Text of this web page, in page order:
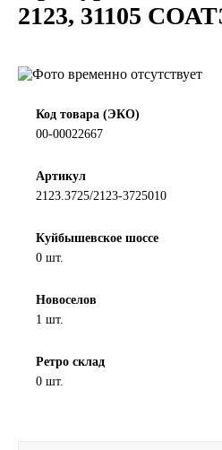
LIQUI MOLY
LUXE
MANNOL
MOTUL
OIL RIGHT
Petro Canada
SHELL
2123, 31105
Код товара (ЭКО)
00-00022667
Артикул
2123.3725/2123-3725010
Куйбышевское шоссе
0 шт.
Новоселов
1 шт.
Ретро склад
0 шт.